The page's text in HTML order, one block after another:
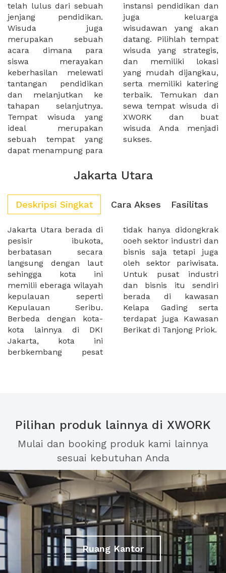
telah lulus dari sebuah
jenjang pendidikan.
Wisuda juga
merupakan sebuah
acara dimana para
siswa merayakan
keberhasilan melewati
tantangan pendidikan
dan melanjutkan ke
tahapan selanjutnya.
Tempat wisuda yang
ideal merupakan
sebuah tempat yang
dapat menampung para
instansi pendidikan dan
juga keluarga
wisudawan yang akan
datang. Pilihlah tempat
wisuda yang strategis,
dan memiliki lokasi
yang mudah dijangkau,
serta memiliki katering
terbaik. Temukan dan
sewa tempat wisuda di
XWORK dan buat
wisuda Anda menjadi
sukses.
Jakarta Utara
Deskripsi Singkat Cara Akses Fasilitas
Jakarta Utara berada di
pesisir ibukota,
berbatasan secara
langsung dengan laut
sehingga kota ini
memilii eberaga wilayah
kepulauan seperti
Kepulauan Seribu.
Berbeda dengan kota-
kota lainnya di DKI
Jakarta, kota ini
berbkembang pesat
tidak hanya didongkrak
ooeh sektor industri dan
bisnis saja tetapi juga
oleh sektor pariwisata.
Untuk pusat industri
dan bisnis itu sendiri
berada di kawasan
Kelapa Gading serta
terdapat juga Kawasan
Berikat di Tanjong Priok.
Pilihan produk lainnya di XWORK
Mulai dan booking produk kami lainnya
sesuai kebutuhan Anda
Ruang Kantor